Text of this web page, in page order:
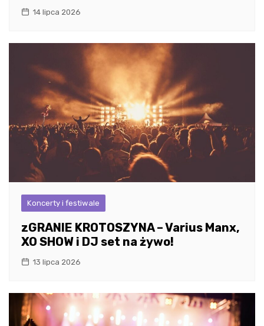
14 lipca 2026
Koncerty i festiwale
zGRANIE KROTOSZYNA – Varius Manx,
XO SHOW i DJ set na żywo!
13 lipca 2026